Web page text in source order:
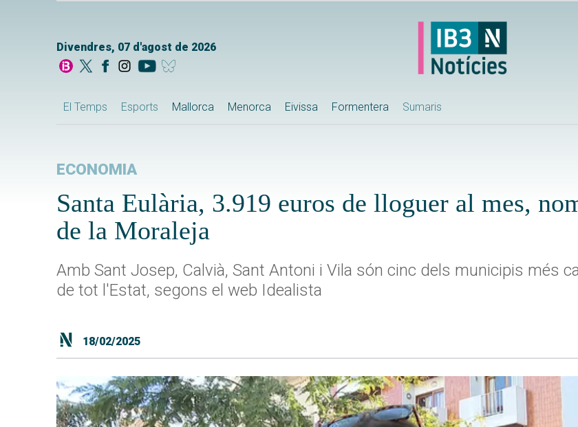
Divendres, 07 d'agost de 2026
El Temps Esports Mallorca Menorca Eivissa Formentera Sumaris
ECONOMIA
Santa Eulària, 3.919 euros de lloguer al mes,
de la Moraleja
Amb Sant Josep, Calvià, Sant Antoni i Vila són cinc dels municipis més
de tot l'Estat, segons el web Idealista
18/02/2025